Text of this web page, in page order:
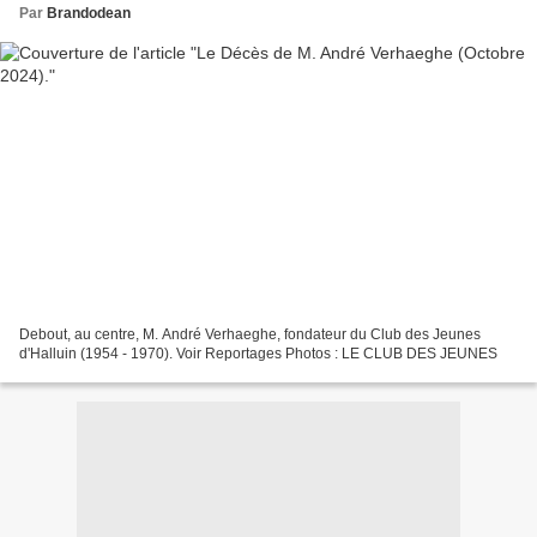
Par Brandodean
Debout, au centre, M. André Verhaeghe, fondateur du Club des Jeunes
d'Halluin (1954 - 1970). Voir Reportages Photos : LE CLUB DES JEUNES